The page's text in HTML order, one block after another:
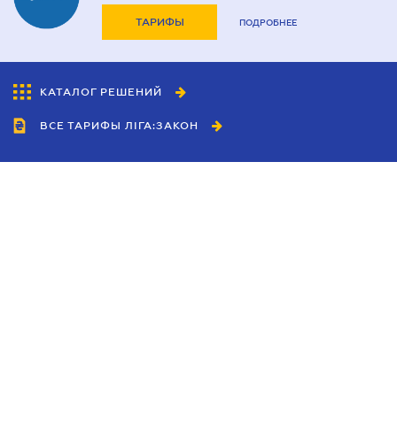
ТАРИФЫ ПОДРОБНЕЕ
КАТАЛОГ РЕШЕНИЙ
ВСЕ ТАРИФЫ ЛІГА:ЗАКОН